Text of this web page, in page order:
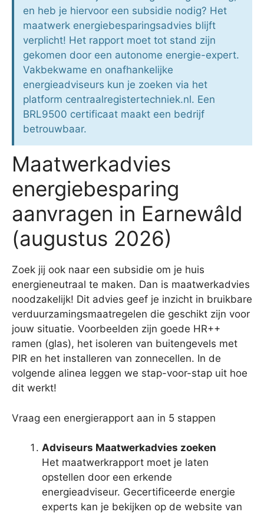
en heb je hiervoor een subsidie nodig? Het
maatwerk energiebesparingsadvies blijft
verplicht! Het rapport moet tot stand zijn
gekomen door een autonome energie-expert.
Vakbekwame en onafhankelijke
energieadviseurs kun je zoeken via het
platform centraalregistertechniek.nl. Een
BRL9500 certificaat maakt een bedrijf
betrouwbaar.
Maatwerkadvies
energiebesparing
aanvragen in Earnewâld
(augustus 2026)
Zoek jij ook naar een subsidie om je huis
energieneutraal te maken. Dan is maatwerkadvies
noodzakelijk! Dit advies geef je inzicht in bruikbare
verduurzamingsmaatregelen die geschikt zijn voor
jouw situatie. Voorbeelden zijn goede HR++
ramen (glas), het isoleren van buitengevels met
PIR en het installeren van zonnecellen. In de
volgende alinea leggen we stap-voor-stap uit hoe
dit werkt!
Vraag een energierapport aan in 5 stappen
Adviseurs Maatwerkadvies zoeken
Het maatwerkrapport moet je laten
opstellen door een erkende
energieadviseur. Gecertificeerde energie
experts kan je bekijken op de website van